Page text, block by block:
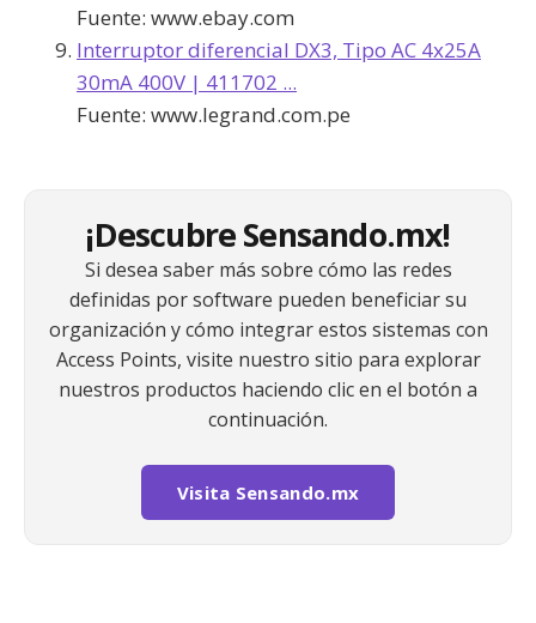
Fuente: www.ebay.com
Interruptor diferencial DX3, Tipo AC 4x25A
30mA 400V | 411702 ...
Fuente: www.legrand.com.pe
¡Descubre Sensando.mx!
Si desea saber más sobre cómo las redes
definidas por software pueden beneficiar su
organización y cómo integrar estos sistemas con
Access Points, visite nuestro sitio para explorar
nuestros productos haciendo clic en el botón a
continuación.
Visita Sensando.mx